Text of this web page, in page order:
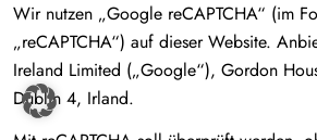
Wir nutzen „Google reCAPTCHA“ (im
„reCAPTCHA“) auf dieser Website.
Ireland Limited („Google“), Gordon
Dublin 4, Irland.